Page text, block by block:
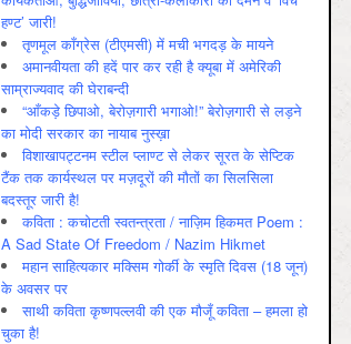
हण्ट’ जारी!
तृणमूल काँग्रेस (टीएमसी) में मची भगदड़ के मायने
अमानवीयता की हदें पार कर रही है क्यूबा में अमेरिकी
साम्राज्यवाद की घेराबन्दी
“आँकड़े छिपाओ, बेरोज़गारी भगाओ!” बेरोज़गारी से लड़ने
का मोदी सरकार का नायाब नुस्ख़ा
विशाखापट्टनम स्टील प्लाण्ट से लेकर सूरत के सेप्टिक
टैंक तक कार्यस्थल पर मज़दूरों की मौतों का सिलसिला
बदस्तूर जारी है!
कविता : कचोटती स्वतन्त्रता / नाज़िम हिकमत Poem :
A Sad State Of Freedom / Nazim Hikmet
महान साहित्यकार मक्सिम गोर्की के स्मृति दिवस (18 जून)
के अवसर पर
साथी कविता कृष्णपल्लवी की एक मौजूँ कविता – हमला हो
चुका है!